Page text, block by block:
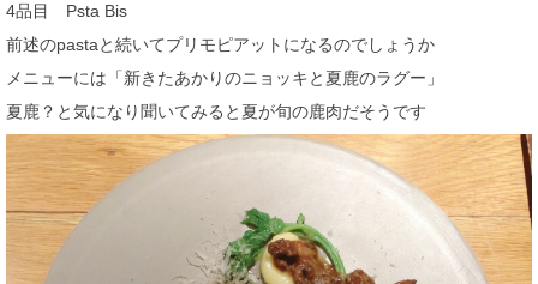
4品目 Psta Bis
前述のpastaと続いてプリモピアットになるのでしょうか
メニューには「新きたあかりのニョッキと夏鹿のラグー」
夏鹿？と気になり聞いてみると夏が旬の鹿肉だそうです